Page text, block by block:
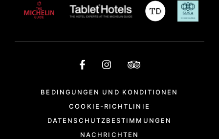
BEDINGUNGEN UND KONDITIONEN
COOKIE-RICHTLINIE
DATENSCHUTZBESTIMMUNGEN
NACHRICHTEN